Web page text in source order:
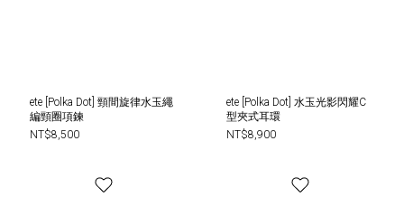
ete [Polka Dot] 頸間旋律水玉繩
編頸圈項鍊
NT$8,500
ete [Polka Dot] 水玉光影閃耀C
型夾式耳環
NT$8,900